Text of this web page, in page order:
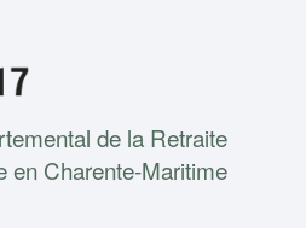
de la Retraite
en Charente-Maritime